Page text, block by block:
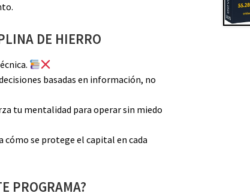
DE HIERRO
basadas en información, no
tu mentalidad para operar sin miedo
cómo se protege el capital en cada
PROGRAMA?